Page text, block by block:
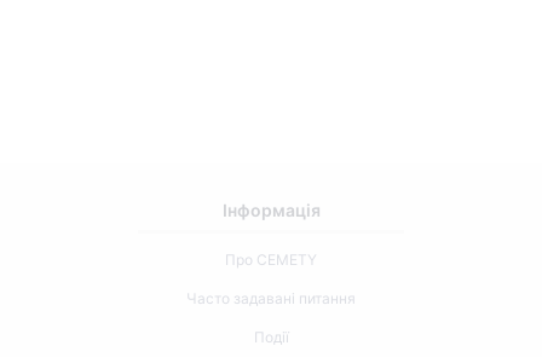
Інформація
Про CEMETY
Часто задавані питання
Події